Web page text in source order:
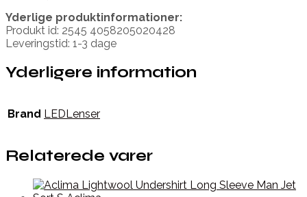
Yderlige produktinformationer:
Produkt id: 2545 4058205020428
Leveringstid: 1-3 dage
Yderligere information
Brand LEDLenser
Relaterede varer